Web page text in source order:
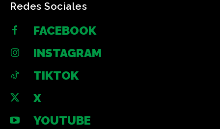
Redes Sociales
FACEBOOK
INSTAGRAM
TIKTOK
X
YOUTUBE